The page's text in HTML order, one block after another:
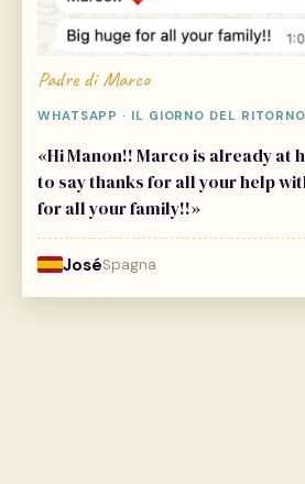
Padre di Marco
WHATSAPP · IL GIORNO DEL RITORNO
«Hi Manon!! Marco is already at
to say thanks for all your help
for all your family!!»
JoséSpagna